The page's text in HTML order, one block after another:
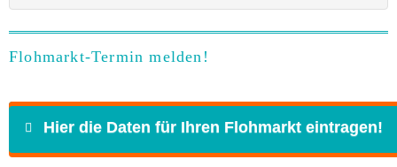
Flohmarkt-Termin melden!
Hier die Daten für Ihren Flohmarkt eintragen!